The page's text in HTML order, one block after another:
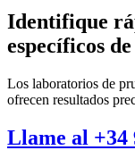
Identifique
específicos
Los laboratorios de
ofrecen resultados
Llame al +34